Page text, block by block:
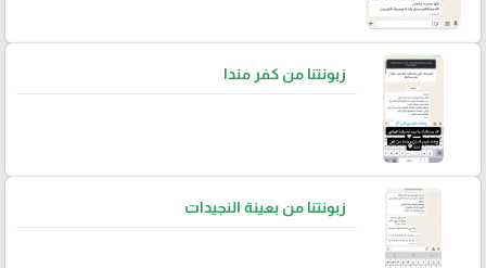
زبونتنا من كفر مندا
زبونتنا من بعينة النجيدات